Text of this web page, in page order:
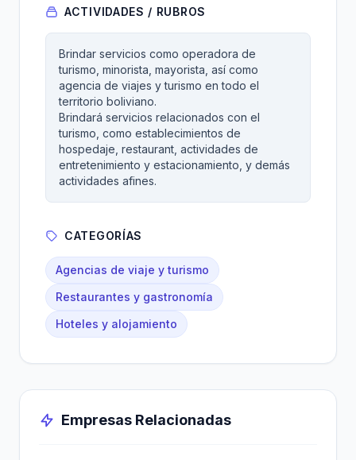
ACTIVIDADES / RUBROS
Brindar servicios como operadora de
turismo, minorista, mayorista, así como
agencia de viajes y turismo en todo el
territorio boliviano.
Brindará servicios relacionados con el
turismo, como establecimientos de
hospedaje, restaurant, actividades de
entretenimiento y estacionamiento, y demás
actividades afines.
CATEGORÍAS
Agencias de viaje y turismo
Restaurantes y gastronomía
Hoteles y alojamiento
Empresas Relacionadas